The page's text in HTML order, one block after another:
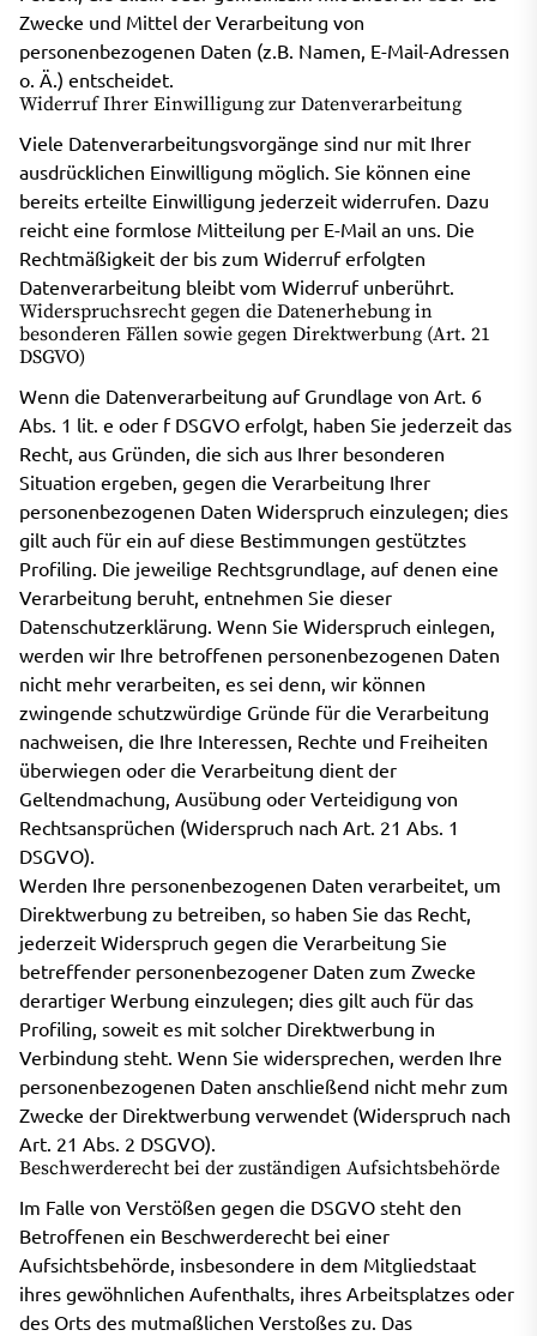
Zwecke und Mittel der Verarbeitung von
personenbezogenen Daten (z.B. Namen, E-Mail-Adressen
o. Ä.) entscheidet.
Widerruf Ihrer Einwilligung zur Datenverarbeitung
Viele Datenverarbeitungsvorgänge sind nur mit Ihrer
ausdrücklichen Einwilligung möglich. Sie können eine
bereits erteilte Einwilligung jederzeit widerrufen. Dazu
reicht eine formlose Mitteilung per E-Mail an uns. Die
Rechtmäßigkeit der bis zum Widerruf erfolgten
Datenverarbeitung bleibt vom Widerruf unberührt.
Widerspruchsrecht gegen die Datenerhebung in
besonderen Fällen sowie gegen Direktwerbung (Art. 21
DSGVO)
Wenn die Datenverarbeitung auf Grundlage von Art. 6
Abs. 1 lit. e oder f DSGVO erfolgt, haben Sie jederzeit das
Recht, aus Gründen, die sich aus Ihrer besonderen
Situation ergeben, gegen die Verarbeitung Ihrer
personenbezogenen Daten Widerspruch einzulegen; dies
gilt auch für ein auf diese Bestimmungen gestütztes
Profiling. Die jeweilige Rechtsgrundlage, auf denen eine
Verarbeitung beruht, entnehmen Sie dieser
Datenschutzerklärung. Wenn Sie Widerspruch einlegen,
werden wir Ihre betroffenen personenbezogenen Daten
nicht mehr verarbeiten, es sei denn, wir können
zwingende schutzwürdige Gründe für die Verarbeitung
nachweisen, die Ihre Interessen, Rechte und Freiheiten
überwiegen oder die Verarbeitung dient der
Geltendmachung, Ausübung oder Verteidigung von
Rechtsansprüchen (Widerspruch nach Art. 21 Abs. 1
DSGVO).
Werden Ihre personenbezogenen Daten verarbeitet, um
Direktwerbung zu betreiben, so haben Sie das Recht,
jederzeit Widerspruch gegen die Verarbeitung Sie
betreffender personenbezogener Daten zum Zwecke
derartiger Werbung einzulegen; dies gilt auch für das
Profiling, soweit es mit solcher Direktwerbung in
Verbindung steht. Wenn Sie widersprechen, werden Ihre
personenbezogenen Daten anschließend nicht mehr zum
Zwecke der Direktwerbung verwendet (Widerspruch nach
Art. 21 Abs. 2 DSGVO).
Beschwerderecht bei der zuständigen Aufsichtsbehörde
Im Falle von Verstößen gegen die DSGVO steht den
Betroffenen ein Beschwerderecht bei einer
Aufsichtsbehörde, insbesondere in dem Mitgliedstaat
ihres gewöhnlichen Aufenthalts, ihres Arbeitsplatzes oder
des Orts des mutmaßlichen Verstoßes zu. Das